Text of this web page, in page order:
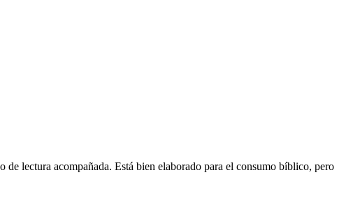
lectura acompañada. Está bien elaborado para el consumo bíblico, pero